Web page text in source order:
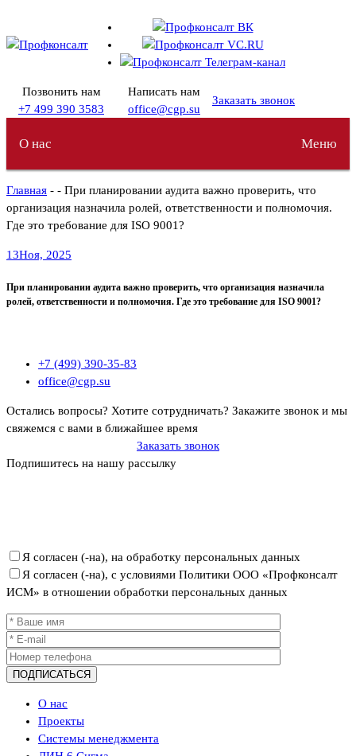
содержимому
Позвонить нам
+7 499 390 3583
Написать нам
office@cgp.su
Заказать звонок
О нас Меню
Главная - - При планировании аудита важно проверить, что
организация назначила ролей, ответственности и полномочия.
Где это требование для ISO 9001?
13Ноя, 2025
При планировании аудита важно проверить, что организация назначила
ролей, ответственности и полномочия. Где это требование для ISO 9001?
+7 (499) 390-35-83
office@cgp.su
Остались вопросы? Хотите сотрудничать? Закажите звонок и мы
свяжемся с вами в ближайшее время
Заказать звонок
Подпишитесь на нашу рассылку
Я согласен (-на), на обработку персональных данных
Я согласен (-на), с условиями Политики ООО «Профконсалт
ИСМ» в отношении обработки персональных данных
О нас
Проекты
Системы менеджмента